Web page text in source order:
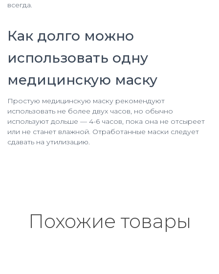
всегда.
Как долго можно
использовать одну
медицинскую маску
Простую медицинскую маску рекомендуют
использовать не более двух часов, но обычно
используют дольше — 4-6 часов, пока она не отсыреет
или не станет влажной. Отработанные маски следует
сдавать на утилизацию.
Похожие товары